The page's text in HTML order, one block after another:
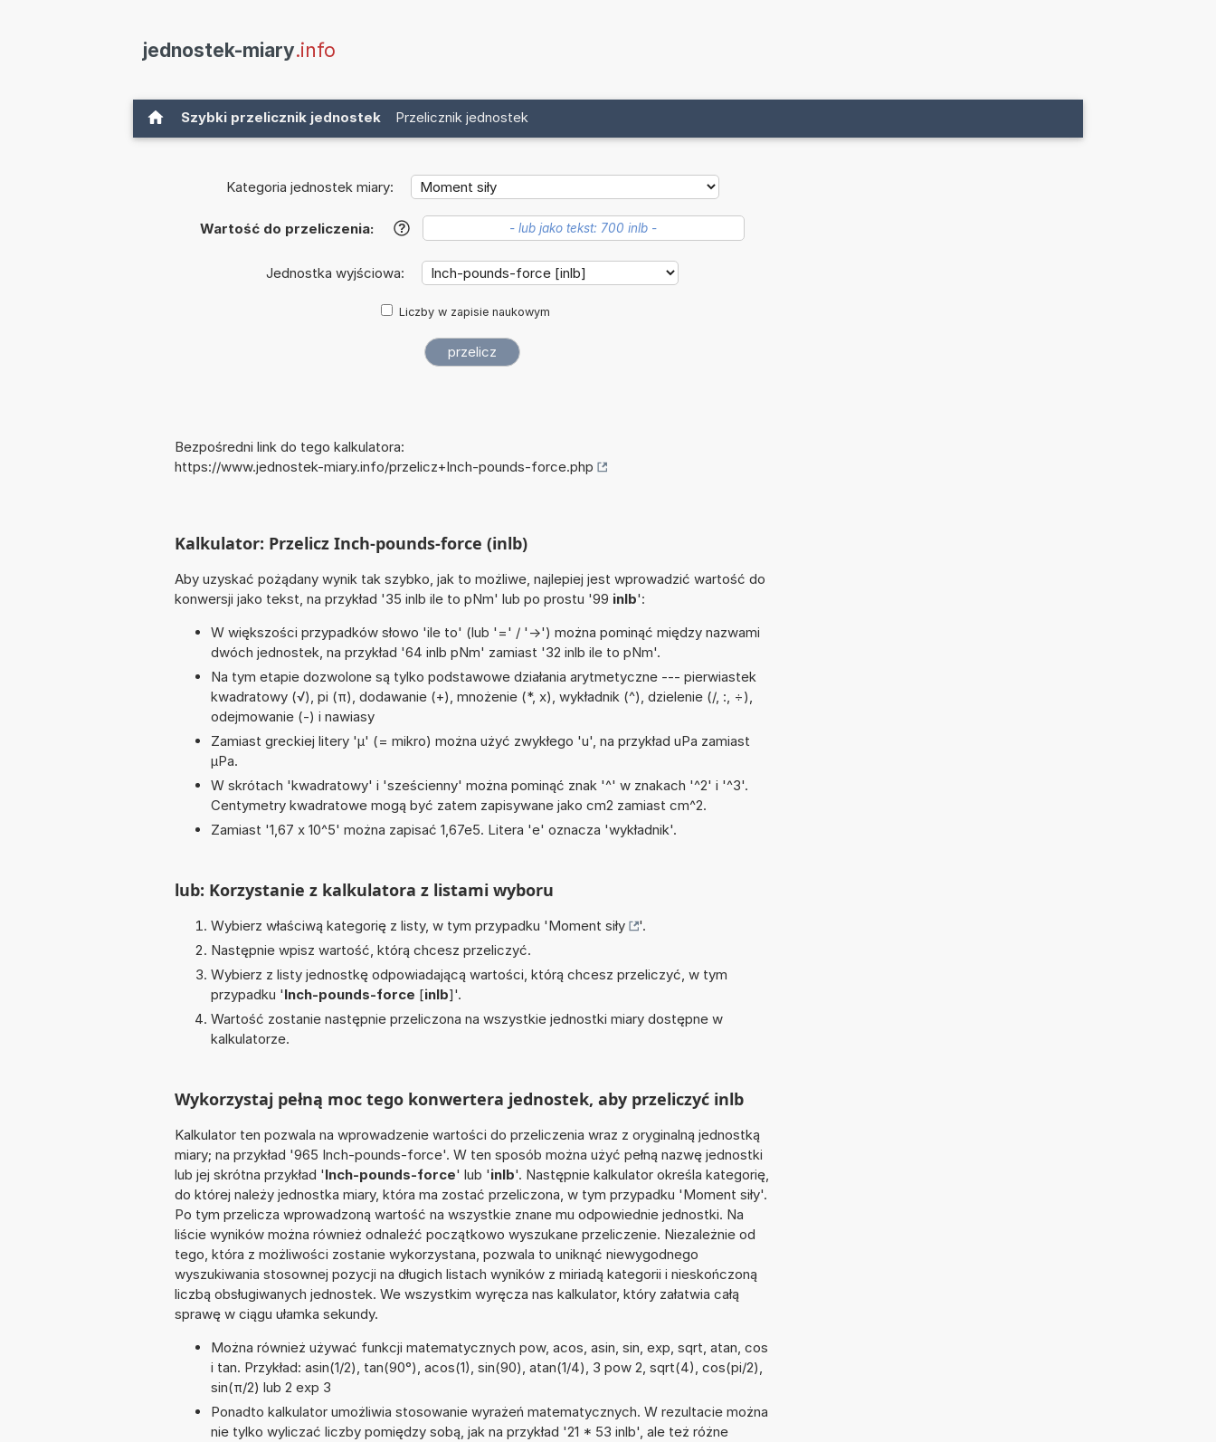
jednostek-miary.info
Szybki przelicznik jednostek Przelicznik jednostek
Kategoria jednostek miary:
Wartość do przeliczenia: ?
Jednostka wyjściowa:
Liczby w zapisie naukowym
Bezpośredni link do tego kalkulatora:
https://www.jednostek-miary.info/przelicz+Inch-pounds-force.php
Kalkulator: Przelicz Inch-pounds-force (inlb)
Aby uzyskać pożądany wynik tak szybko, jak to możliwe, najlepiej jest wprowadzić wartość do
konwersji jako tekst, na przykład '35 inlb ile to pNm' lub po prostu '99 inlb':
W większości przypadków słowo 'ile to' (lub '=' / '->') można pominąć między nazwami
dwóch jednostek, na przykład '64 inlb pNm' zamiast '32 inlb ile to pNm'.
Na tym etapie dozwolone są tylko podstawowe działania arytmetyczne --- pierwiastek
kwadratowy (√), pi (π), dodawanie (+), mnożenie (*, x), wykładnik (^), dzielenie (/, :, ÷),
odejmowanie (-) i nawiasy
Zamiast greckiej litery 'µ' (= mikro) można użyć zwykłego 'u', na przykład uPa zamiast
µPa.
W skrótach 'kwadratowy' i 'sześcienny' można pominąć znak '^' w znakach '^2' i '^3'.
Centymetry kwadratowe mogą być zatem zapisywane jako cm2 zamiast cm^2.
Zamiast '1,67 x 10^5' można zapisać 1,67e5. Litera 'e' oznacza 'wykładnik'.
lub: Korzystanie z kalkulatora z listami wyboru
Wybierz właściwą kategorię z listy, w tym przypadku 'Moment siły
'.
Następnie wpisz wartość, którą chcesz przeliczyć.
Wybierz z listy jednostkę odpowiadającą wartości, którą chcesz przeliczyć, w tym
przypadku 'Inch-pounds-force [inlb]'.
Wartość zostanie następnie przeliczona na wszystkie jednostki miary dostępne w
kalkulatorze.
Wykorzystaj pełną moc tego konwertera jednostek, aby przeliczyć inlb
Kalkulator ten pozwala na wprowadzenie wartości do przeliczenia wraz z oryginalną jednostką
miary; na przykład '965 Inch-pounds-force'. W ten sposób można użyć pełną nazwę jednostki
lub jej skrótna przykład 'Inch-pounds-force' lub 'inlb'. Następnie kalkulator określa kategorię,
do której należy jednostka miary, która ma zostać przeliczona, w tym przypadku 'Moment siły'.
Po tym przelicza wprowadzoną wartość na wszystkie znane mu odpowiednie jednostki. Na
liście wyników można również odnaleźć początkowo wyszukane przeliczenie. Niezależnie od
tego, która z możliwości zostanie wykorzystana, pozwala to uniknąć niewygodnego
wyszukiwania stosownej pozycji na długich listach wyników z miriadą kategorii i nieskończoną
liczbą obsługiwanych jednostek. We wszystkim wyręcza nas kalkulator, który załatwia całą
sprawę w ciągu ułamka sekundy.
Można również używać funkcji matematycznych pow, acos, asin, sin, exp, sqrt, atan, cos
i tan. Przykład: asin(1/2), tan(90°), acos(1), sin(90), atan(1/4), 3 pow 2, sqrt(4), cos(pi/2),
sin(π/2) lub 2 exp 3
Ponadto kalkulator umożliwia stosowanie wyrażeń matematycznych. W rezultacie można
nie tylko wyliczać liczby pomiędzy sobą, jak na przykład '21 * 53 inlb', ale też różne